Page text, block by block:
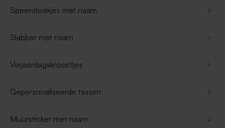
Speendoekjes met naam
Slabber met naam
Verjaardagskroontjes
Gepersonaliseerde tassen
Muursticker met naam